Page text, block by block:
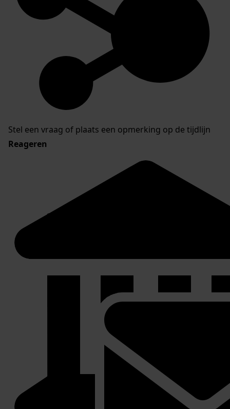
Stel een vraag of plaats een opmerking op de tijdlijn
Reageren